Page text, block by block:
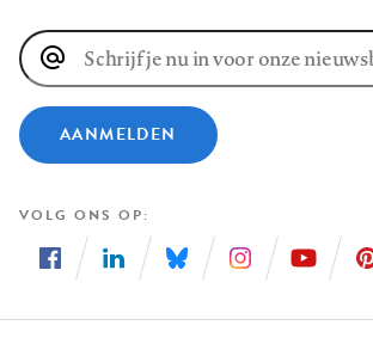
E-
mailadres
AANMELDEN
VOLG ONS OP
ons
ons
ons
ons
ons